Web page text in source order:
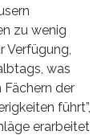
zu wenig
Verfügung,
was
der
führt”,
erarbeitet